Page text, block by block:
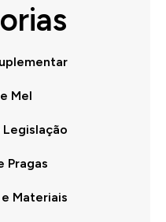
Mel
Pragas
Materiais